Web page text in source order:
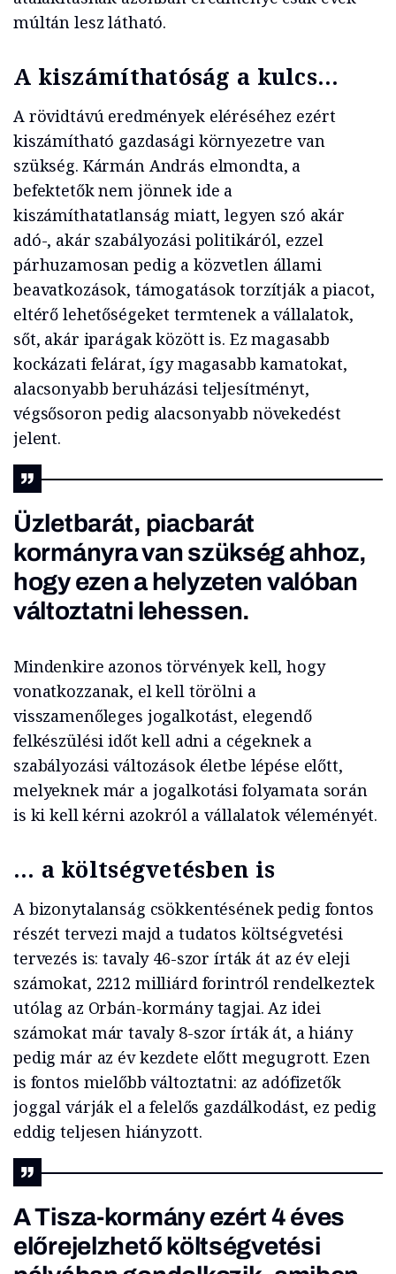
múltán lesz látható.
A kiszámíthatóság a kulcs…
A rövidtávú eredmények eléréséhez ezért
kiszámítható gazdasági környezetre van
szükség. Kármán András elmondta, a
befektetők nem jönnek ide a
kiszámíthatatlanság miatt, legyen szó akár
adó-, akár szabályozási politikáról, ezzel
párhuzamosan pedig a közvetlen állami
beavatkozások, támogatások torzítják a piacot,
eltérő lehetőségeket termtenek a vállalatok,
sőt, akár iparágak között is. Ez magasabb
kockázati felárat, így magasabb kamatokat,
alacsonyabb beruházási teljesítményt,
végsősoron pedig alacsonyabb növekedést
jelent.
Üzletbarát, piacbarát
kormányra van szükség ahhoz,
hogy ezen a helyzeten valóban
változtatni lehessen.
Mindenkire azonos törvények kell, hogy
vonatkozzanak, el kell törölni a
visszamenőleges jogalkotást, elegendő
felkészülési időt kell adni a cégeknek a
szabályozási változások életbe lépése előtt,
melyeknek már a jogalkotási folyamata során
is ki kell kérni azokról a vállalatok véleményét.
… a költségvetésben is
A bizonytalanság csökkentésének pedig fontos
részét tervezi majd a tudatos költségvetési
tervezés is: tavaly 46-szor írták át az év eleji
számokat, 2212 milliárd forintról rendelkeztek
utólag az Orbán-kormány tagjai. Az idei
számokat már tavaly 8-szor írták át, a hiány
pedig már az év kezdete előtt megugrott. Ezen
is fontos mielőbb változtatni: az adófizetők
joggal várják el a felelős gazdálkodást, ez pedig
eddig teljesen hiányzott.
A Tisza-kormány ezért 4 éves
előrejelzhető költségvetési